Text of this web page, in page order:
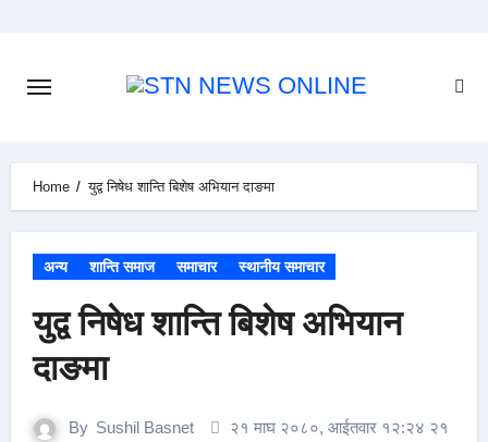
Home युद्व निषेध शान्ति बिशेष अभियान दाङमा
अन्य शान्ति समाज समाचार स्थानीय समाचार
युद्व निषेध शान्ति बिशेष अभियान
दाङमा
By Sushil Basnet
२१ माघ २०८०, आईतवार १२:२४ २१